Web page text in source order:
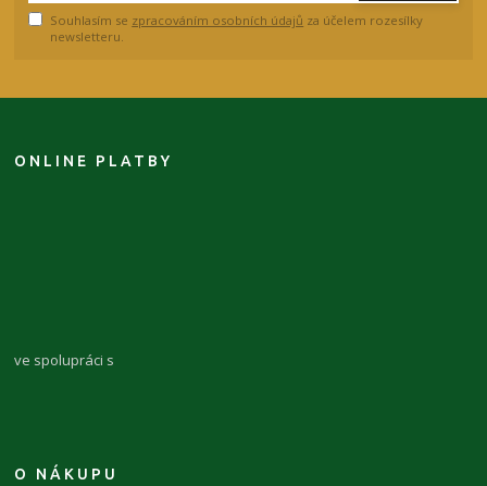
Souhlasím se zpracováním osobních údajů za účelem rozesílky
newsletteru.
ONLINE PLATBY
ve spolupráci s
O NÁKUPU